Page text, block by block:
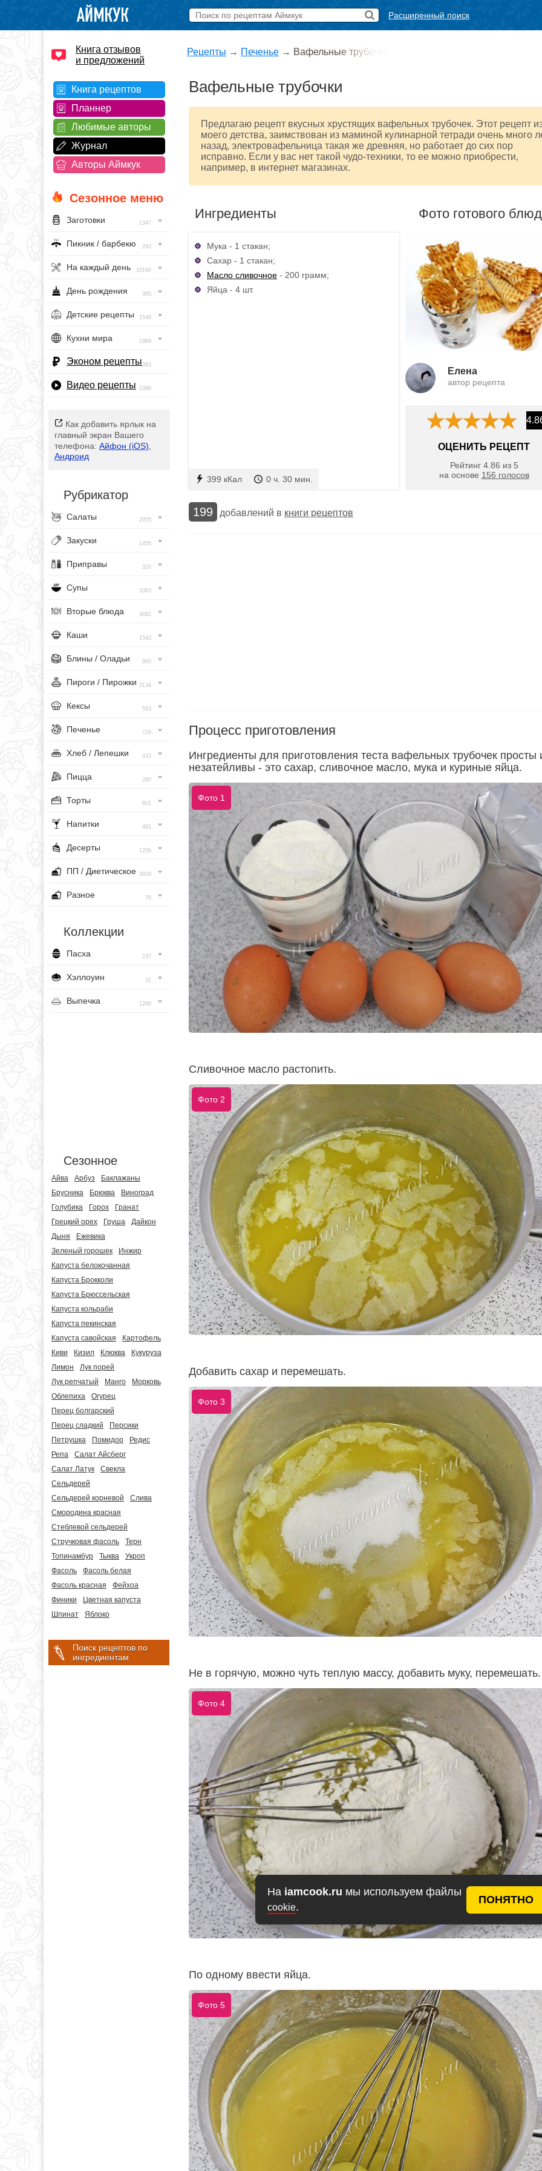
На iamcook.ru мы используем файлы
cookie.
ПОНЯТНО
Расширенный поиск
Книга отзывов
и предложений
Книга рецептов
Планнер
Любимые авторы
Журнал
Авторы Аймкук
Сезонное меню
Заготовки 1347
Пикник / барбекю 293
На каждый день 20160
День рождения 385
Детские рецепты 1548
Кухни мира 1968
Эконом рецепты393
Видео рецепты 1396
Как добавить ярлык на
главный экран Вашего
телефона: Айфон (iOS)
Андроид
Рубрикатор
Салаты 2955
Закуски 1456
Приправы 320
Супы 1083
Вторые блюда 4682
Каши 1543
Блины / Оладьи 965
Пироги / Пирожки 2134
Кексы 563
Печенье 728
Хлеб / Лепешки 433
Пицца 260
Торты 801
Напитки 491
Десерты 1256
ПП / Диетическое 3929
Разное 76
Коллекции
Пасха 237
Хэллоуин 31
Выпечка 1296
Сезонное
Айва Арбуз
Баклажаны
Брусника
Брюква
Виноград
Голубика
Горох
Гранат
Грецкий орех
Груша
Дайкон
Дыня
Ежевика
Зеленый горошек
Инжир
Капуста белокочанная
Капуста Брокколи
Капуста Брюссельская
Капуста кольраби
Капуста пекинская
Капуста савойская
Картофель
Киви
Кизил Клюква
Кукуруза
Лимон
Лук порей
Лук репчатый
Манго
Морковь
Облепиха
Огурец
Перец болгарский
Перец сладкий
Персики
Петрушка
Помидор
Редис
Репа
Салат Айсберг
Салат Латук
Свекла
Сельдерей
Сельдерей корневой
Слива
Смородина красная
Стеблевой сельдерей
Стручковая фасоль
Терн
Топинамбур
Тыква
Укроп
Фасоль
Фасоль белая
Фасоль красная
Фейхоа
Финики
Цветная капуста
Шпинат
Яблоко
Поиск рецептов по
ингредиентам
Рецепты → Печенье → Вафельные трубочки
Вафельные трубочки
Предлагаю рецепт вкусных хрустящих вафельных трубочек. Этот рецепт
моего детства, заимствован из маминой кулинарной тетради очень много
назад, электровафельница такая же древняя, но работает до сих пор
исправно. Если у вас нет такой чудо-техники, то ее можно приобрести,
например, в интернет магазинах.
Ингредиенты
Мука - 1 стакан;
Сахар - 1 стакан;
Масло сливочное - 200 грамм;
Яйца - 4 шт.
399 кКал 0 ч. 30 мин.
Фото готового
Елена
автор рецепта
ОЦЕНИТЬ РЕЦЕПТ
Рейтинг 4.86 из 5
на основе 156 голосов
199 добавлений в книги рецептов
Процесс приготовления
Ингредиенты для приготовления теста вафельных трубочек просты
незатейливы - это сахар, сливочное масло, мука и куриные яйца.
Фото 1
Сливочное масло растопить.
Фото 2
Добавить сахар и перемешать.
Фото 3
Не в горячую, можно чуть теплую массу, добавить муку, перемешать.
Фото 4
По одному ввести яйца.
Фото 5